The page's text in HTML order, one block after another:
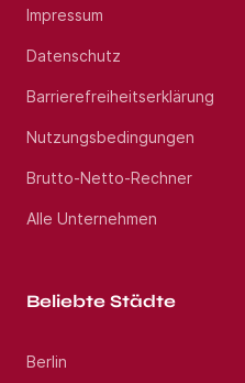
Impressum
Datenschutz
Barrierefreiheitserklärung
Nutzungsbedingungen
Brutto-Netto-Rechner
Alle Unternehmen
Beliebte Städte
Berlin